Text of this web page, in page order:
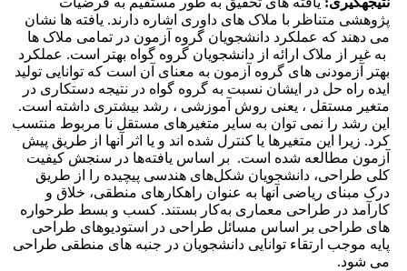
پژوهشی متناظر با ملاک های داوری اشاره دارند. یافته ها نشان
می دهند که عملکرد دانشجویان گروه آزمون در تمامی ملاک ها
به غیر از ملاک ارائه از دانشجویان گروه گواه بهتر است. عملکرد
بهتر آزمودنی های گروه آزمون به معنای آن است که توانایی تولید
ایده راه حل در ایشان نسبت به گروه گواه در نتیجه دستکاری در
متغیر مستقل ، یعنی روش آموزشی ، رشد بیشتری داشته است.
این رشد را نمی توان به سایر متغیرهای مستقل نا مربوط منتسب
کرد. زیرا این متغیرها یا کنترل شده اند و یا اثر آنها از طریق پیش
آزمون مطالعه شده است. بر‌ اساس یافته‌ها در سنجش کیفیت
کلی طراحی، دانشجویان شکل‌های هندسی پیچیده را از طریق
درک مبنای ریاضی آنها به عنوان راهکارهای منطقی، خلاق و
کارآمد در طراحی معماری به‌کار بستند. کسب و بسط طرحواره
های طراحی بر اساس مسائل طراحی در استودیوهای طراحی
پایه موجب ارتقاء توانایی دانشجویان در جنبه های منطقی طراحی
می شود.